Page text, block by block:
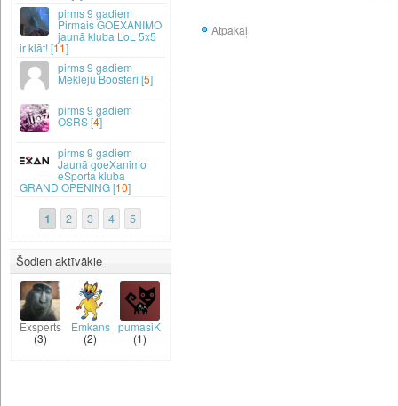
Atpakaļ
9 gadiem
Pirmais GOEXANIMO
jaunā kluba LoL 5x5
ir klāt! [11]
9 gadiem
Meklēju Boosteri [5]
9 gadiem
OSRS [4]
9 gadiem
Jaunā goeXanimo
eSporta kluba
GRAND OPENING [10]
1 2 3 4 5
Šodien aktīvākie
Exsperts
(3)
Emkans
(2)
pumasiK
(1)